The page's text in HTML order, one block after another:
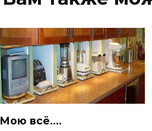
Мою всё….